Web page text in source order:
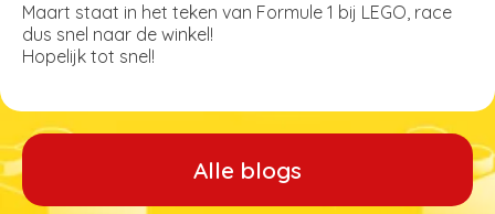
Maart staat in het teken van Formule 1 bij LEGO, race
dus snel naar de winkel!
Hopelijk tot snel!
Alle blogs